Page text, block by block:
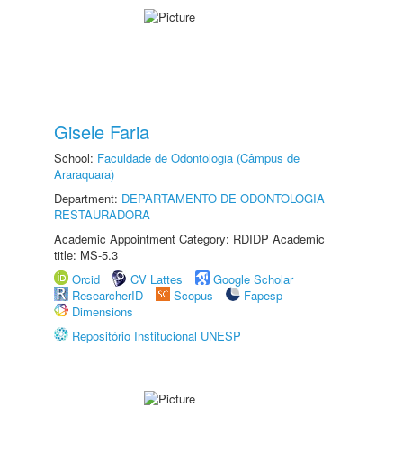
Gisele Faria
School: Faculdade de Odontologia (Câmpus de
Araraquara)
Department: DEPARTAMENTO DE ODONTOLOGIA
RESTAURADORA
Academic Appointment Category: RDIDP Academic
title: MS-5.3
Orcid
CV Lattes
Google Scholar
ResearcherID
Scopus
Fapesp
Dimensions
Repositório Institucional UNESP